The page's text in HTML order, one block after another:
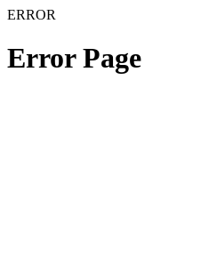
ERROR
Error Page